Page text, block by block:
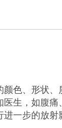
颜色、形状、
医生，如腹痛
一步的放射